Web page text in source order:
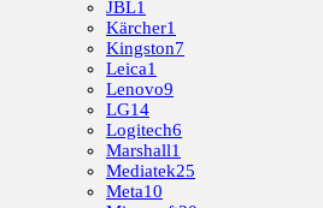
JBL1
Kärcher1
Kingston7
Leica1
Lenovo9
LG14
Logitech6
Marshall1
Mediatek25
Meta10